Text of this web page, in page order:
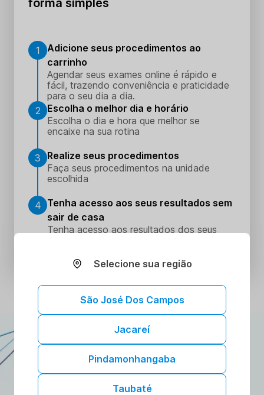
forma simples
1
Adicione seus procedimentos ao
carrinho
Agendar seus exames online é rápido e
fácil, trazendo conveniência e praticidade
para o seu dia a dia.
2
Escolha o melhor dia e horário
Escolha o dia e hora que melhor se
encaixe na sua rotina
3
Realize seus procedimentos
Faça seus procedimentos na unidade
escolhida
4 Tenha acesso aos seus resultados sem
sair de casa
Tenha acesso aos resultados dos seus
ATENDIMENTO DOMICILIAR
A gente vai até você!
Toda a confiança e segurança dos nossos
laboratórios no conforto da sua casa.
Selecione sua região
São José Dos Campos
Jacareí
Pindamonhangaba
Taubaté